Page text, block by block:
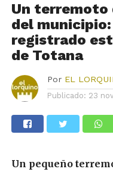
Un terremoto
del
registrado
de Totana
Por EL
Publicado: 23
Un pequeño